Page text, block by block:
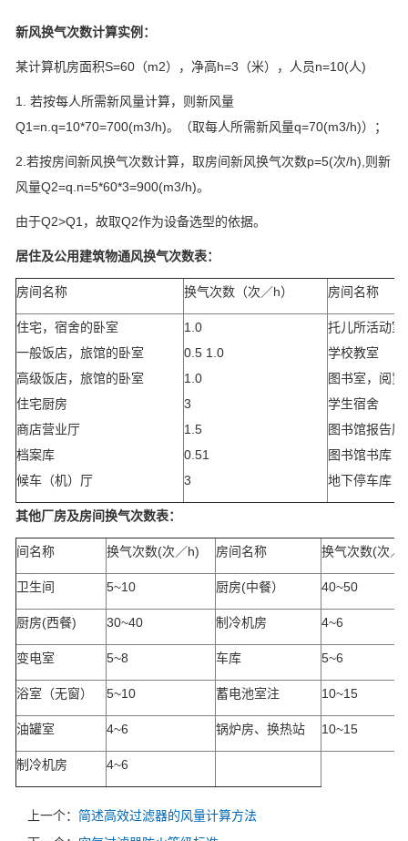
新风换气次数计算实例：
某计算机房面积S=60（m2），净高h=3（米），人员n=10(人)
1. 若按每人所需新风量计算，则新风量
Q1=n.q=10*70=700(m3/h)。（取每人所需新风量q=70(m3/h)）；
2.若按房间新风换气次数计算，取房间新风换气次数p=5(次/h),则新
风量Q2=q.n=5*60*3=900(m3/h)。
由于Q2>Q1，故取Q2作为设备选型的依据。
居住及公用建筑物通风换气次数表：
房间名称 换气次数（次／h） 房间名称
住宅，宿舍的卧室
一般饭店，旅馆的卧室
高级饭店，旅馆的卧室
住宅厨房
商店营业厅
档案库
候车（机）厅
1.0
0.5 1.0
1.0
3
1.5
0.51
3
托儿所活动室
学校教室
图书室，阅览
学生宿舍
图书馆报告厅
图书馆书库
地下停车库
其他厂房及房间换气次数表：
间名称 换气次数(次／h) 房间名称 换气次数(次／
卫生间 5~10 厨房(中餐） 40~50
厨房(西餐) 30~40 制冷机房 4~6
变电室 5~8 车库 5~6
浴室（无窗） 5~10 蓄电池室注 10~15
油罐室 4~6 锅炉房、换热站 10~15
制冷机房 4~6
上一个： 简述高效过滤器的风量计算方法